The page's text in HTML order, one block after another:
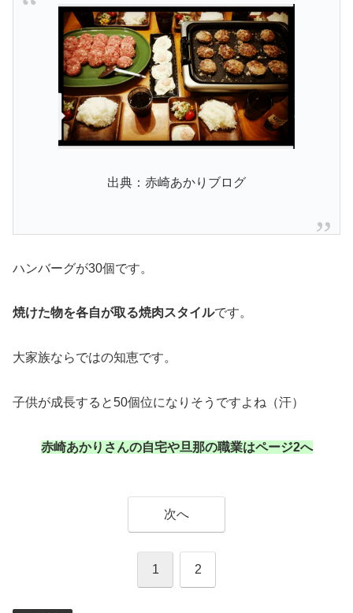
出典：赤崎あかりブログ
ハンバーグが30個です。
焼けた物を各自が取る焼肉スタイルです。
大家族ならではの知恵です。
子供が成長すると50個位になりそうですよね（汗）
赤崎あかりさんの自宅や旦那の職業はページ2へ
次へ
1 2